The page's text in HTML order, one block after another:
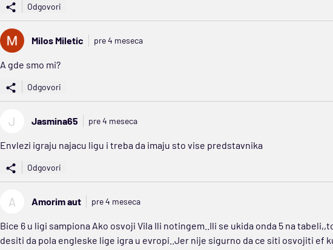
Odgovori
Milos Miletic pre 4 meseca
A gde smo mi?
Odgovori
J Jasmina65 pre 4 meseca
Envlezi igraju najacu ligu i treba da imaju sto vise predstavnika
Odgovori
A Amorim aut pre 4 meseca
Bice 6 u ligi sampiona Ako osvoji Vila Ili notingem..Ili se ukida onda 5 na
desiti da pola engleske lige igra u evropi..Jer nije sigurno da ce siti osvojiti ef